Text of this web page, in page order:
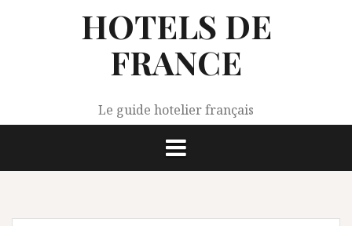
HOTELS DE
FRANCE
Le guide hotelier français